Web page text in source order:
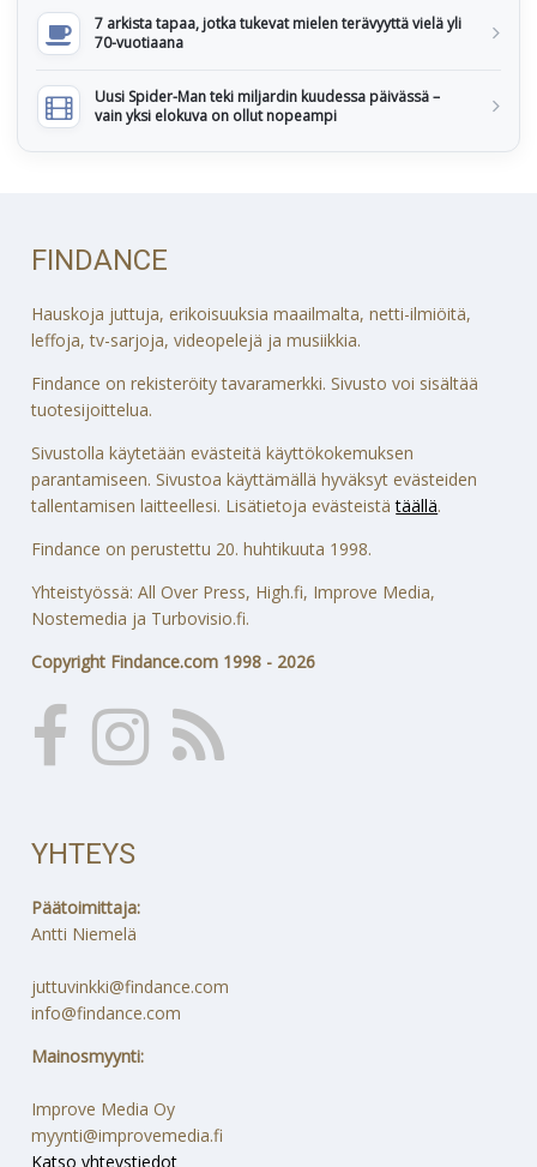
7 arkista tapaa, jotka tukevat mielen terävyyttä vielä yli
70-vuotiaana
Uusi Spider-Man teki miljardin kuudessa päivässä –
vain yksi elokuva on ollut nopeampi
FINDANCE
Hauskoja juttuja, erikoisuuksia maailmalta, netti-ilmiöitä,
leffoja, tv-sarjoja, videopelejä ja musiikkia.
Findance on rekisteröity tavaramerkki. Sivusto voi sisältää
tuotesijoittelua.
Sivustolla käytetään evästeitä käyttökokemuksen
parantamiseen. Sivustoa käyttämällä hyväksyt evästeiden
tallentamisen laitteellesi. Lisätietoja evästeistätäällä.
Findance on perustettu 20. huhtikuuta 1998.
Yhteistyössä: All Over Press, High.fi, Improve Media,
Nostemedia ja Turbovisio.fi.
Copyright Findance.com 1998 - 2026
YHTEYS
Päätoimittaja:
Antti Niemelä
juttuvinkki@findance.com
info@findance.com
Mainosmyynti:
Improve Media Oy
myynti@improvemedia.fi
Katso yhteystiedot